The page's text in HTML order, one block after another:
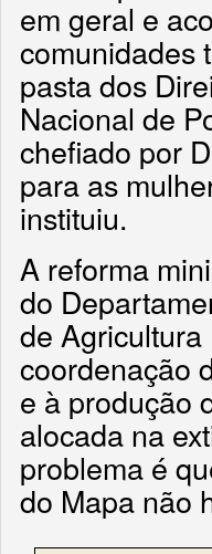
em geral e
comunidades
pasta dos
Nacional de
chefiado por
para as
instituiu.
A reforma
do
de
coordenação
e à produção
alocada na
problema é
do Mapa não